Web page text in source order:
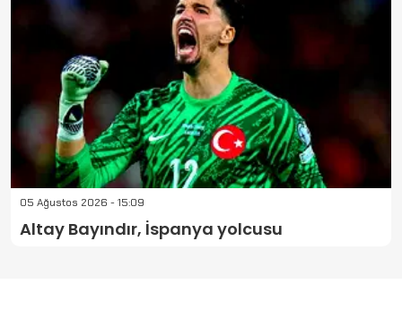
05 Ağustos 2026 - 15:09
Altay Bayındır, İspanya yolcusu